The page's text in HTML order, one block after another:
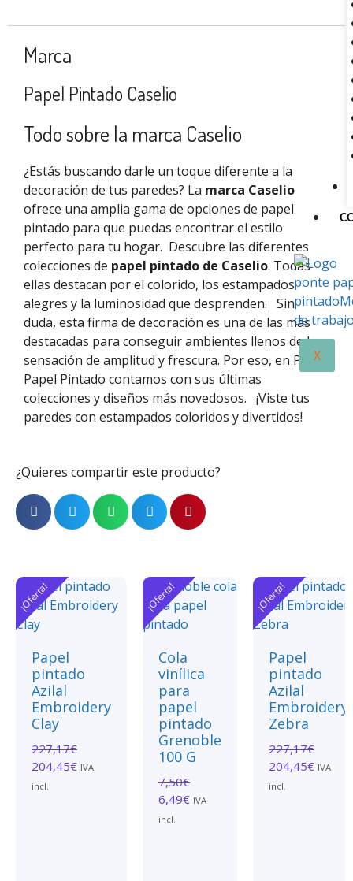
X
Marca
Papel Pintado Caselio
Todo sobre la marca Caselio
¿Estás buscando darle un toque diferente a la
decoración de tus paredes? La marca Caselio
ofrece una amplia gama de opciones de papel
pintado para que puedas encontrar el estilo
perfecto para tu hogar. Descubre las diferentes
colecciones de papel pintado de Caselio. Todas
ellas destacan por el colorido, los estampados
alegres y la luminosidad que desprenden. Sin
duda, esta firma de decoración es una de las más
destacadas para conseguir ambientes llenos de luz,
sensación de amplitud y frescura. Por eso, en Ponte
Papel Pintado contamos con sus últimas
colecciones y diseños más novedosos. ¡Viste tus
paredes con estampados coloridos y divertidos!
¿Quieres compartir este producto?
¡Oferta!
Papel
pintado
Azilal
Embroidery
Clay
227,17€
204,45€ IVA
incl.
¡Oferta!
Cola
vinílica
para
papel
pintado
Grenoble
100 G
7,50€
6,49€ IVA
incl.
¡Oferta!
Papel
pintado
Azilal
Embroidery
Zebra
227,17€
204,45€ IVA
incl.